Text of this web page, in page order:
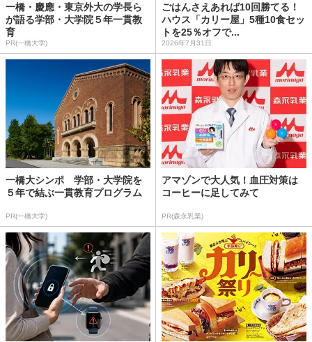
一橋・慶應・東京外大の学長ら
が語る学部・大学院５年一貫教
育
PR(一橋大学)
ごはんさえあれば10回勝てる！
ハウス「カリー屋」5種10食セッ
トを25％オフで...
2026年7月31日
一橋大シンポ 学部・大学院を
５年で結ぶ一貫教育プログラム
PR(一橋大学)
アマゾンで大人気！血圧対策は
コーヒーに足してみて
PR(森永乳業)